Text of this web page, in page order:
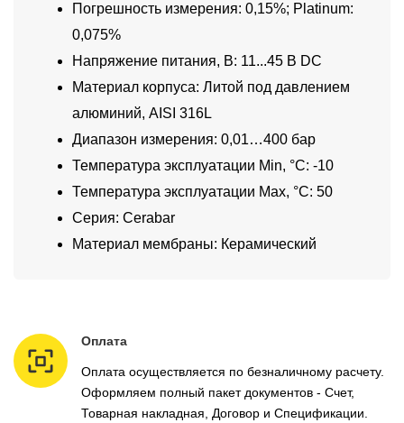
Погрешность измерения: 0,15%; Platinum:
0,075%
Напряжение питания, В: 11...45 В DC
Материал корпуса: Литой под давлением
алюминий, AISI 316L
Диапазон измерения: 0,01…400 бар
Температура эксплуатации Min, °C: -10
Температура эксплуатации Max, °C: 50
Серия: Cerabar
Материал мембраны: Керамический
Оплата
Оплата осуществляется по безналичному расчету.
Оформляем полный пакет документов - Счет,
Товарная накладная, Договор и Спецификации.